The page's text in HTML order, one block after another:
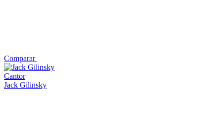
Comparar
Cantor
Jack Gilinsky